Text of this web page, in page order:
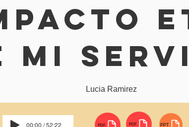
mi
Lucia Ramirez
00:00 / 52:22 PDF PDF PPT